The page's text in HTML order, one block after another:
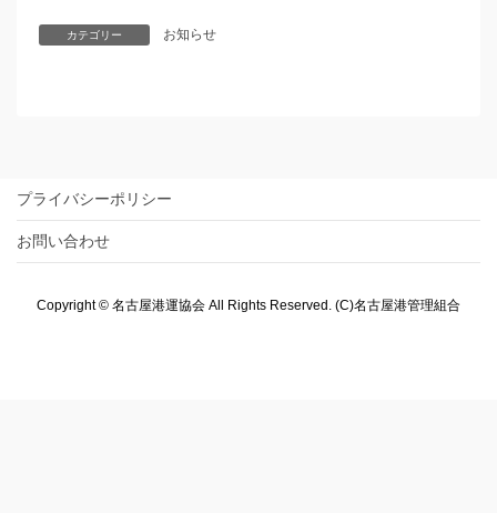
カテゴリー お知らせ
プライバシーポリシー
お問い合わせ
Copyright © 名古屋港運協会 All Rights Reserved. (C)名古屋港管理組合